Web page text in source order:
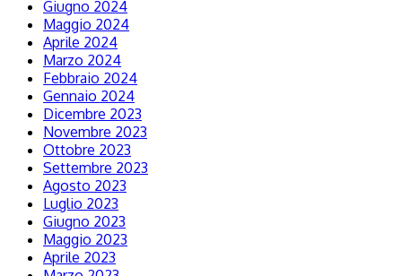
Giugno 2024
Maggio 2024
Aprile 2024
Marzo 2024
Febbraio 2024
Gennaio 2024
Dicembre 2023
Novembre 2023
Ottobre 2023
Settembre 2023
Agosto 2023
Luglio 2023
Giugno 2023
Maggio 2023
Aprile 2023